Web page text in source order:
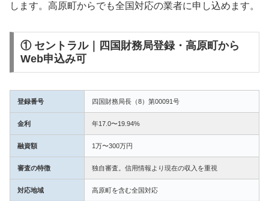
します。高原町からでも全国対応の業者に申し込めます。
① セントラル｜四国財務局登録・高原町から
Web申込み可
登録番号 四国財務局長（8）第00091号
金利 年17.0〜19.94%
融資額 1万〜300万円
審査の特徴 独自審査。信用情報より現在の収入を重視
対応地域 高原町を含む全国対応